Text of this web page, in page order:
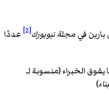
بارين فيمجلة نيويورك[2]
عددًا
الخبراء (منسوبة لـ
)